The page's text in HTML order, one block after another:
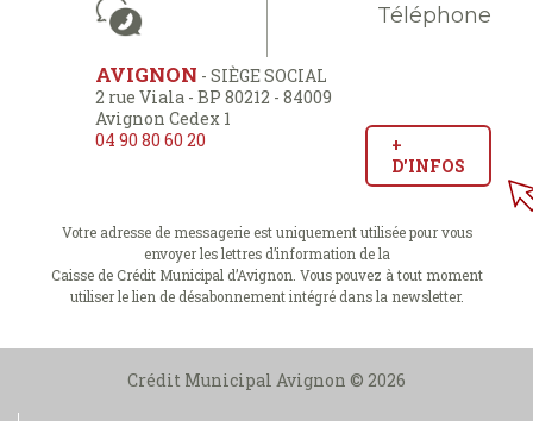
Téléphone
AVIGNON - SIÈGE SOCIAL
2 rue Viala - BP 80212 - 84009
Avignon Cedex 1
04 90 80 60 20
+
D'INFOS
Votre adresse de messagerie est uniquement utilisée pour vous
envoyer les lettres d’information de la
Caisse de Crédit Municipal d’Avignon. Vous pouvez à tout moment
utiliser le lien de désabonnement intégré dans la newsletter.
Crédit Municipal Avignon © 2026